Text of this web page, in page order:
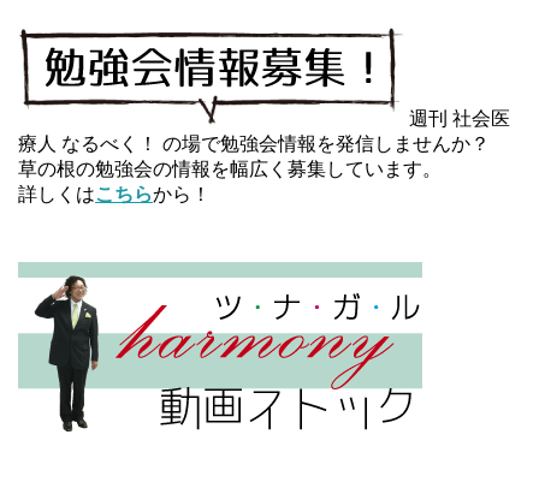
週刊 社会医
療人 なるべく！ の場で勉強会情報を発信しませんか？
草の根の勉強会の情報を幅広く募集しています。
詳しくはこちらから！